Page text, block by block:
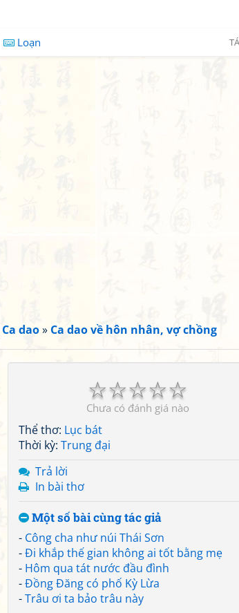
Loạn
Ca dao» Ca dao về hôn nhân, vợ chồng
☆
☆
☆
☆
☆
Chưa có đánh giá nào
Thể thơ: Lục bát
Thời kỳ: Trung đại
Trả lời
In bài thơ
Một số bài cùng tác giả
- Công cha như núi Thái Sơn
-Đi khắp thế gian không ai tốt bằng mẹ
- Hôm qua tát nước đầu đình
-Đồng Đăng có phố Kỳ Lừa
-Trâu ơi ta bảo trâu này